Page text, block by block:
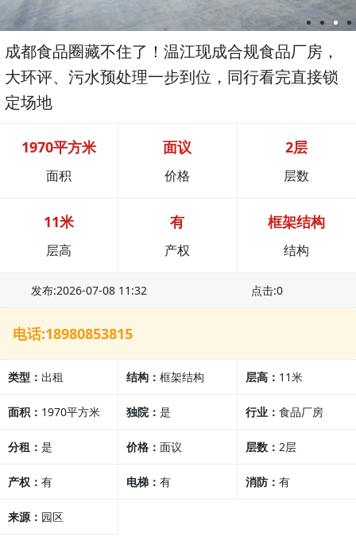
成都食品圈藏不住了！温江现成合规食品厂房，
大环评、污水预处理一步到位，同行看完直接锁
定场地
1970平方米
面积
面议
价格
2层
层数
11米
层高
有
产权
框架结构
结构
发布:2026-07-08 11:32 点击:0
电话:18980853815
类型： 出租 结构：框架结构 层高： 11米
面积： 1970平方米 独院：是 行业： 食品厂房
分租： 是 价格：面议 层数： 2层
产权： 有 电梯：有 消防： 有
来源： 园区